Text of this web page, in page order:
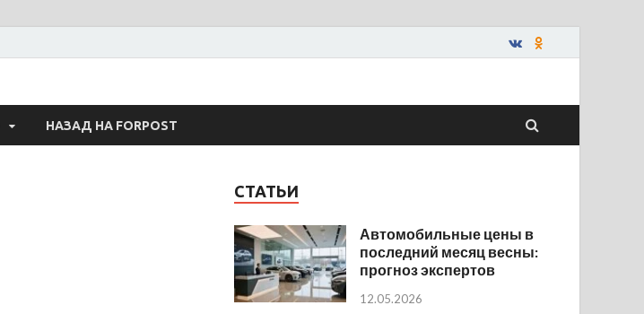
НАЗАД НА FORPOST
СТАТЬИ
Автомобильные цены в
последний месяц весны:
прогноз экспертов
12.05.2026